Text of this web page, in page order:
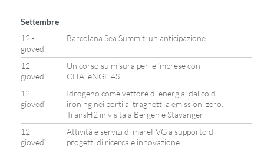
Settembre
12 -
giovedì
Barcolana Sea Summit: un’anticipazione
12 -
giovedì
Un corso su misura per le imprese con
CHAlleNGE 4S
12 -
giovedì
Idrogeno come vettore di energia: dal cold
ironing nei porti ai traghetti a emissioni zero.
TransH2 in visita a Bergen e Stavanger
12 -
giovedì
Attività e servizi di mareFVG a supporto di
progetti di ricerca e innovazione